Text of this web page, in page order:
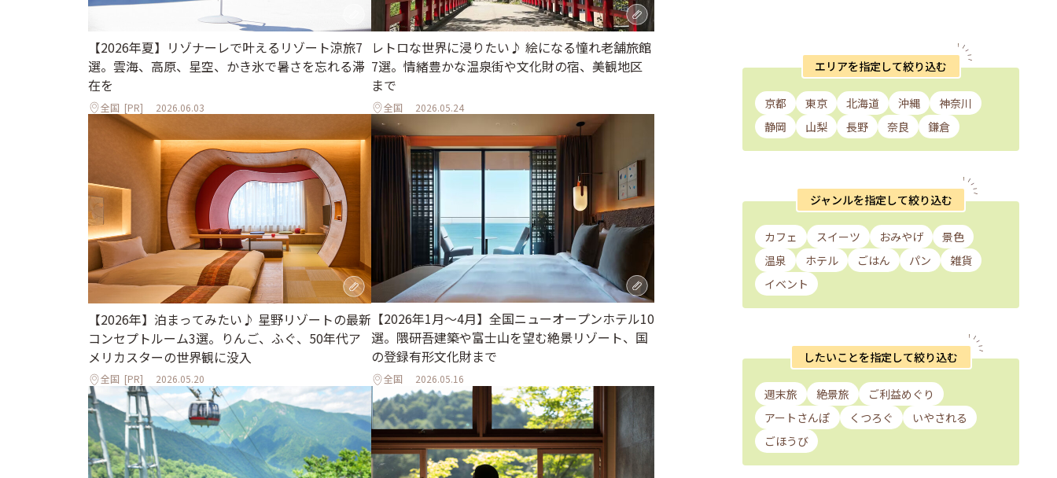
【2026年夏】リゾナーレで叶えるリゾート涼旅7
選。雲海、高原、星空、かき氷で暑さを忘れる滞
在を
全国 [PR] 2026.06.03
レトロな世界に浸りたい♪ 絵になる憧れ老舗旅館
7選。情緒豊かな温泉街や文化財の宿、美観地区
まで
全国 2026.05.24
【2026年】泊まってみたい♪ 星野リゾートの最新
コンセプトルーム3選。りんご、ふぐ、50年代ア
メリカスターの世界観に没入
全国 [PR] 2026.05.20
【2026年1月～4月】全国ニューオープンホテル10
選。隈研吾建築や富士山を望む絶景リゾート、国
の登録有形文化財まで
全国 2026.05.16
エリアを指定して絞り込む
京都 東京 北海道 沖縄
神奈川
静岡
山梨 長野 奈良 鎌倉
ジャンルを指定して絞り込む
カフェ スイーツ おみやげ
景色
温泉
ホテル ごはん パン
雑貨
イベント
したいことを指定して絞り込む
週末旅 絶景旅
ご利益めぐり
アートさんぽ
くつろぐ
いやされる
ごほうび